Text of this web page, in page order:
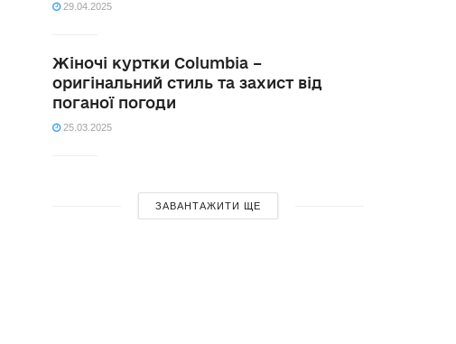
29.04.2025
Жіночі куртки Columbia –
оригінальний стиль та захист від
поганої погоди
25.03.2025
ЗАВАНТАЖИТИ ЩЕ